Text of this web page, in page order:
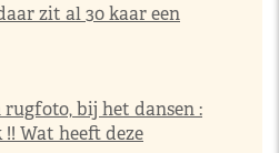
zit al 30 kaar een
rugfoto, bij het dansen :
Wat heeft deze